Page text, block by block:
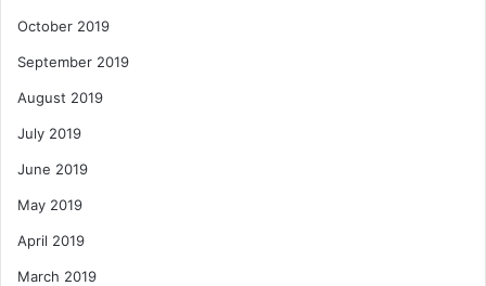
October 2019
September 2019
August 2019
July 2019
June 2019
May 2019
April 2019
March 2019